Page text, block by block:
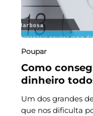
Poupar
Como
dinheiro
Um dos grandes
que nos dificulta